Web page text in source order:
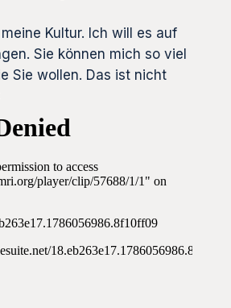
Kultur. Ich will es auf
Sie können mich so viel
Sie wollen. Das ist nicht